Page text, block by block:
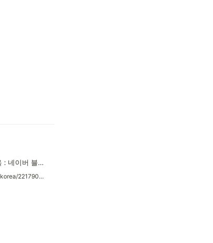
모든 이야기들의 안식처, 안전가옥 : 네이버 블로그
https://blog.naver.com/safehousekorea/221790458009